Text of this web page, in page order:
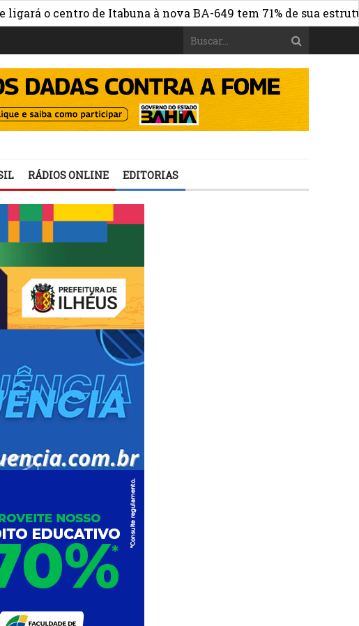
centro de Itabuna à nova BA-649 tem 71% de sua estrutura de
RÁDIOS ONLINE EDITORIAS